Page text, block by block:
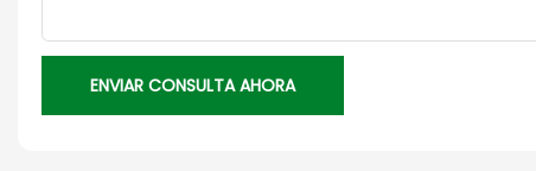
ENVIAR CONSULTA AHORA